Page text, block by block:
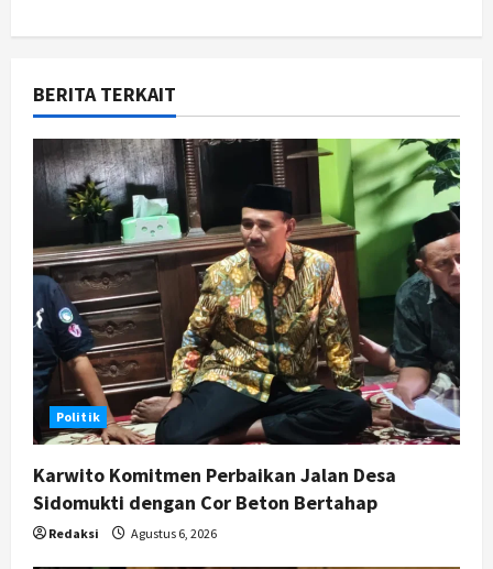
a
v
i
g
t
i
o
n
BERITA TERKAIT
Politik
Karwito Komitmen Perbaikan Jalan Desa
Sidomukti dengan Cor Beton Bertahap
Redaksi Agustus 6, 2026